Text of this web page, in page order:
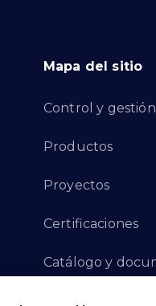
Mapa del sitio
Control y gestión
Productos
Proyectos
Certificaciones
Catálogo y